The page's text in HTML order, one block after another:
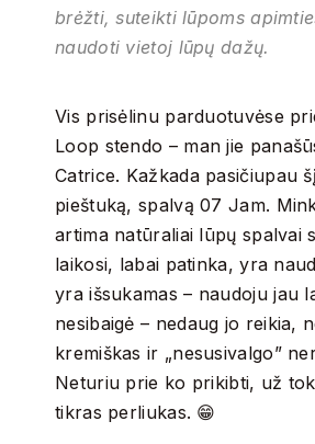
brėžti, suteikti lūpoms
naudoti vietoj lūpų dažų.
Vis prisėlinu parduotuvėse
Loop stendo – man jie
Catrice. Kažkada pasičiupau
pieštuką, spalvą 07 Jam.
artima natūraliai lūpų spalvai
laikosi, labai patinka, yra
yra išsukamas – naudoju jau
nesibaigė – nedaug jo reikia,
kremiškas ir „nesusivalgo”
Neturiu prie ko prikibti, už
tikras perliukas. 😁